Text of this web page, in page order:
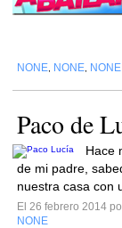
NONE NONE NONE
Paco de
Hace
de mi padre,
nuestra casa con
El 26 febrero 2014
NONE